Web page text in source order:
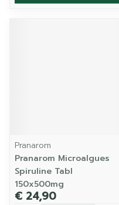
Pranarom
Pranarom Microalgues
Spiruline Tabl
150x500mg
€ 24,90